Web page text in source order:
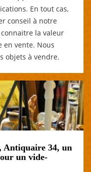
En tout cas,
conseil à notre
la valeur
en vente. Nous
objets à vendre.
Antiquaire 34, un
un vide-